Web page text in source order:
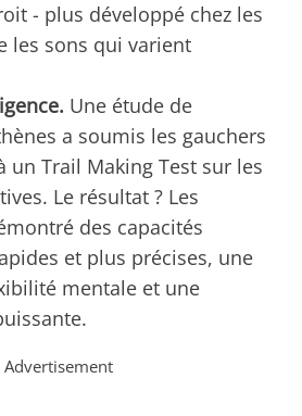
- plus développé chez les
les sons qui varient
Une étude de
a soumis les gauchers
un Trail Making Test sur les
Le résultat ? Les
des capacités
et plus précises, une
mentale et une
Advertisement